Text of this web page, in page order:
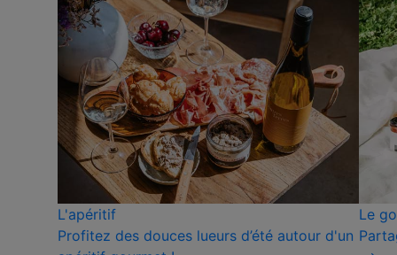
L'apéritif
Profitez des douces lueurs d’été autour d'un
Le